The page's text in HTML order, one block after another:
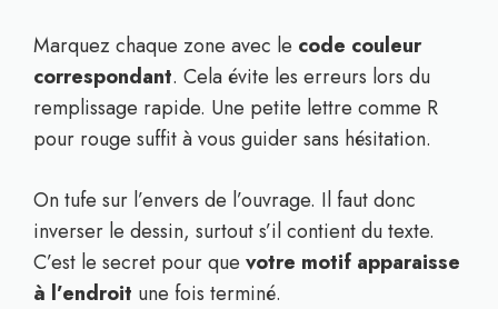
Marquez chaque zone avec le code couleur
correspondant. Cela évite les erreurs lors du
remplissage rapide. Une petite lettre comme R
pour rouge suffit à vous guider sans hésitation.
On tufe sur l’envers de l’ouvrage. Il faut donc
inverser le dessin, surtout s’il contient du texte.
C’est le secret pour que votre motif apparaisse
à l’endroit une fois terminé.